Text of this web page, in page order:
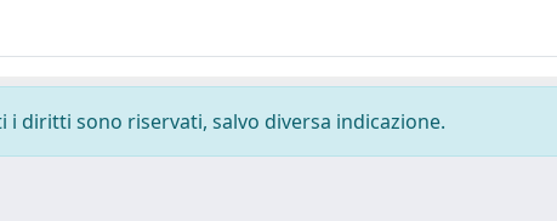
diritti sono riservati, salvo diversa indicazione.